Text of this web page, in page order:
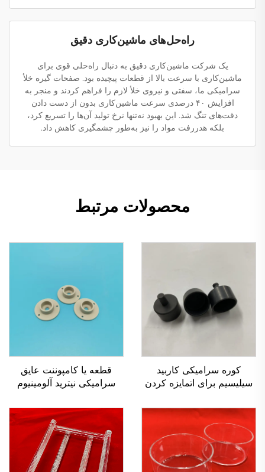
راه‌حل‌های ماشین‌کاری دقیق
یک شرکت ماشین‌کاری دقیق به دنبال راه‌حلی قوی برای
ماشین‌کاری با سرعت بالا از قطعات پیچیده بود. صفحات گیره خلأ
سرامیکی ما، سفتی و نیروی خلأ لازم را فراهم کردند و منجر به
افزایش ۴۰ درصدی سرعت ماشین‌کاری بدون از دست دادن
دقت‌های تنگ شد. این بهبود نه‌تنها نرخ تولید آن‌ها را تسریع کرد،
بلکه هدررفت مواد را نیز به‌طور چشمگیری کاهش داد.
محصولات مرتبط
کوره سرامیکی کاربید
سیلیسیم برای اتمایزه کردن
لیوان سرامیکی کوچک
قطعه یا کامپوننت عایق
سرامیکی نیترید آلومینیوم